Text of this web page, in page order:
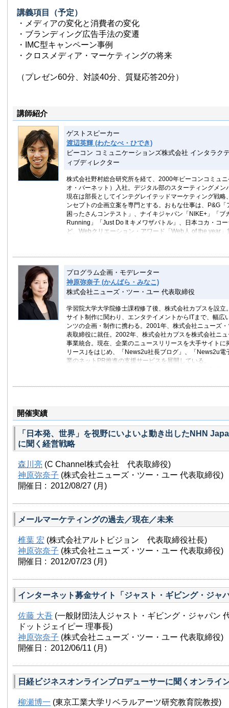
講義項目（予定）
・メディアの変化と消費者の変化
・ブランディング広告手法の変遷
・IMC型キャンペーン事例
・クロスメディア・マーケティングの将来
（プレゼン60分、対談40分、質疑応答20分）
講師紹介
ゲストスピーカー
渡辺英輝 (わたなべ・ひでき)
ビーコン コミュニケーションズ株式会社 インタラク
ィブディレクター
株式会社野村総合研究所を経て、2000年ビーコンコミュ
オ・バーネット）入社。デジタル部のスターティングメン
現在は部長としてインテグレイテッドマーケティング戦略
ンセプトの企画立案を専門とする。おもな仕事は、P&G「
困ったさんコンテスト」、ナイキジャパン「NIKE+」「ブ
Running」「Just Do It キメワザバトル」、日本コカ・コ
ど。Webクリエーション・アワード「Web人 of the year
「Webキャンペーンのしかけ方。 広告のプロたちがつく
告”」共著 (インプレスジャパン 2007)
ビーコン コミュニケーションズ株式会社
プログラム企画・モデレーター
神原弥奈子 (かんばら・みなこ)
株式会社ニューズ・ツー・ユー 代表取締役
学習院大学大学院修士課程修了後、株式会社カプスを設立
サイト制作に関わり、エンタテイメントからITまで、幅広
ンツの企画・制作に携わる。2001年、株式会社ニューズ
表取締役に就任。2002年、株式会社カプスを株式会社ニ
事業統合。現在、企業のニュースリリースを大手サイトに
リース｣をはじめ、「News2u社長ブログ」、「News2u
業のネットPR推進の支援サービスを展開している。
株式会社ニューズ・ツー・ユー
News2u 社長ブログ
ニュースリリースポータルサイト News2u.net
開催実績
「日本発、世界」を視野にいよいよ動き出したNHN
に聞く経営戦略
森川亮 (C Channel株式会社 代表取締役)
神原弥奈子 (株式会社ニューズ・ツー・ユー 代表取締役)
開催日 : 2012/08/27 (月)
メールマーケティングの過去／現在／未来
椎葉 宏 (株式会社アルトビジョン 代表取締役社長)
神原弥奈子 (株式会社ニューズ・ツー・ユー 代表取締役)
開催日 : 2012/07/23 (月)
インターネット募金サイト「ジャスト・ギビング・ジャ
佐藤 大吾 (一般財団法人ジャスト・ギビング・ジャパン
ドットジェイピー 理事長)
神原弥奈子 (株式会社ニューズ・ツー・ユー 代表取締役)
開催日 : 2012/06/11 (月)
日経ビジネスオンラインプロデューサーに聞くオンライ
柳瀬博一 (東京工業大学リベラルアーツ研究教育院教授)